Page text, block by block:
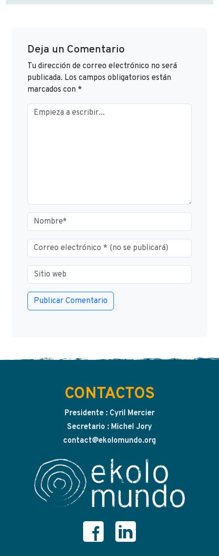
Deja un Comentario
Tu dirección de correo electrónico no será
publicada. Los campos obligatorios están
marcados con *
CONTACTOS
Presidente : Cyril Mercier
Secretario : Michel Jory
contact@ekolomundo.org